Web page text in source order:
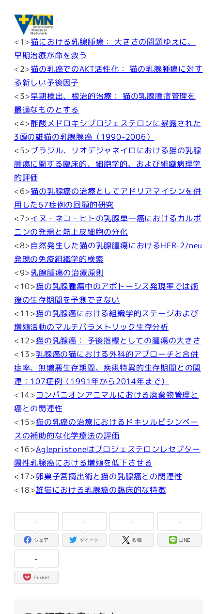
<1>猫における乳腺腫瘍： 大きさの問題ゆえに、
早期治療が命を救う
<2>猫の乳癌でのAKT活性化： 猫の乳腺腫瘍に対す
る新しい予後因子
<3>早期検出、根治的治療： 猫の乳腺腫瘤管理を
最適なものとする
<4>酢酸メドロキシプロジェステロンに暴露された
3頭の雄猫の乳腺腺癌（1990-2006）
<5>ブラジル、リオデジャネイロにおける猫の乳腺
腫瘍に関する臨床的、細胞学的、および組織病理学
的評価
<6>猫の乳腺癌の治療としてアドリアマイシンを併
用した67症例の回顧的研究
<7>イヌ・ネコ・ヒトの乳腺単一癌におけるカルポ
ニンの発現と筋上皮細胞の分化
<8>自然発生した猫の乳腺腫瘍におけるHER-2/neu
発現の免疫組織学的検索
<9>乳腺腫瘍の治療原則
<10>猫の乳腺腫瘍中のアポトーシス発現率では術
後の生存期間を予測できない
<11>猫の乳腺癌における組織学的ステージおよび
増殖活動のマルチパラメトリック生存分析
<12>猫の乳腺癌： 予後指標としての腫瘍の大きさ
<13>乳腺癌の猫における外科的アプローチと合併
症率、無増悪生存期間、疾患特異的生存期間との関
連：107症例（1991年から2014年まで）
<14>コンパニオンアニマルにおける廃棄物管理と
癌との関連性
<15>猫の乳癌の治療におけるドキソルビシンベー
スの補助的な化学療法の評価
<16>Aglepristoneはプロジェステロンレセプター
陽性乳腺癌における増殖を低下させる
<17>卵巣子宮摘出術と猫の乳腺癌との関連性
<18>雄猫における乳腺癌の臨床的な特徴
-
シェア
-
ツイート
-
投稿
-
LINE
-
Pocket